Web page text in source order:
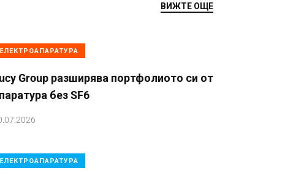
ВИЖТЕ ОЩЕ
ЕЛЕКТРОАПАРАТУРА
Group разширява портфолиото си от
без SF6
ЕЛЕКТРОАПАРАТУРА